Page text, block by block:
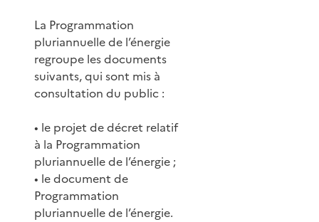
La Programmation
pluriannuelle de l’énergie
regroupe les documents
suivants, qui sont mis à
consultation du public :
• le projet de décret relatif
à la Programmation
pluriannuelle de l’énergie ;
• le document de
Programmation
pluriannuelle de l’énergie.